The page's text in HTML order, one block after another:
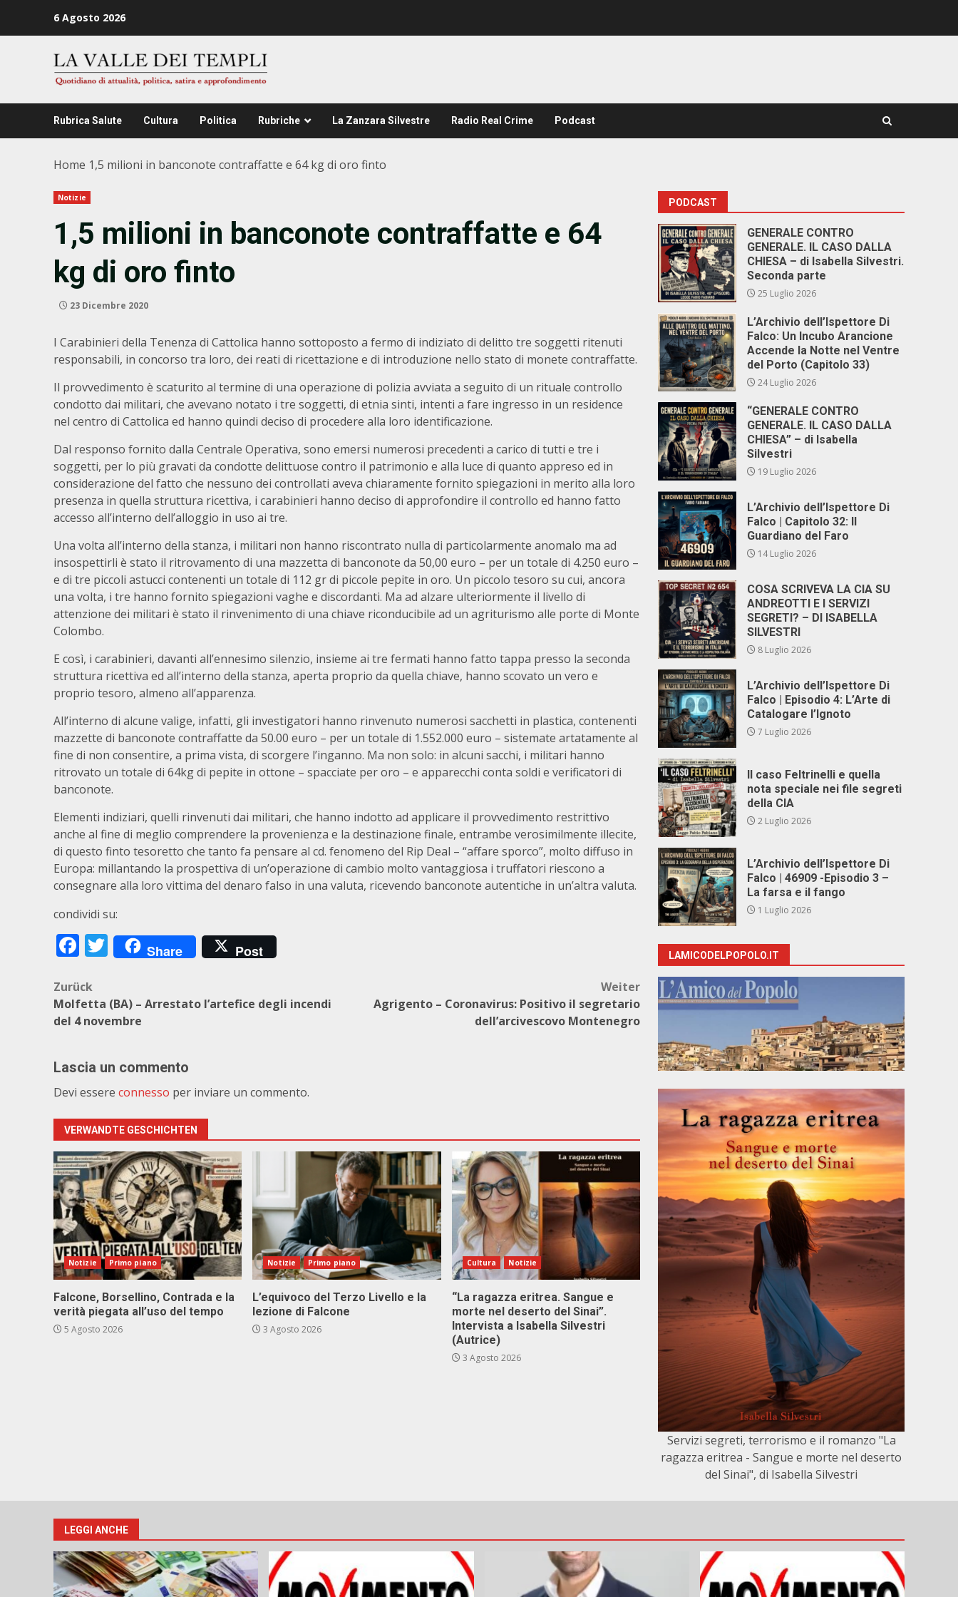
6 Agosto 2026
Rubrica Salute Cultura Politica Rubriche La Zanzara Silvestre Radio Real Crime Podcast
Home 1,5 milioni in banconote contraffatte e 64 kg di oro finto
Notizie
1,5 milioni in banconote contraffatte e 64
kg di oro finto
23 Dicembre 2020
I Carabinieri della Tenenza di Cattolica hanno sottoposto a fermo di indiziato di delitto tre soggetti ritenuti
responsabili, in concorso tra loro, dei reati di ricettazione e di introduzione nello stato di monete contraffatte.
Il provvedimento è scaturito al termine di una operazione di polizia avviata a seguito di un rituale controllo
condotto dai militari, che avevano notato i tre soggetti, di etnia sinti, intenti a fare ingresso in un residence
nel centro di Cattolica ed hanno quindi deciso di procedere alla loro identificazione.
Dal responso fornito dalla Centrale Operativa, sono emersi numerosi precedenti a carico di tutti e tre i
soggetti, per lo più gravati da condotte delittuose contro il patrimonio e alla luce di quanto appreso ed in
considerazione del fatto che nessuno dei controllati aveva chiaramente fornito spiegazioni in merito alla loro
presenza in quella struttura ricettiva, i carabinieri hanno deciso di approfondire il controllo ed hanno fatto
accesso all’interno dell’alloggio in uso ai tre.
Una volta all’interno della stanza, i militari non hanno riscontrato nulla di particolarmente anomalo ma ad
insospettirli è stato il ritrovamento di una mazzetta di banconote da 50,00 euro – per un totale di 4.250 euro –
e di tre piccoli astucci contenenti un totale di 112 gr di piccole pepite in oro. Un piccolo tesoro su cui, ancora
una volta, i tre hanno fornito spiegazioni vaghe e discordanti. Ma ad alzare ulteriormente il livello di
attenzione dei militari è stato il rinvenimento di una chiave riconducibile ad un agriturismo alle porte di Monte
Colombo.
E così, i carabinieri, davanti all’ennesimo silenzio, insieme ai tre fermati hanno fatto tappa presso la seconda
struttura ricettiva ed all’interno della stanza, aperta proprio da quella chiave, hanno scovato un vero e
proprio tesoro, almeno all’apparenza.
All’interno di alcune valige, infatti, gli investigatori hanno rinvenuto numerosi sacchetti in plastica, contenenti
mazzette di banconote contraffatte da 50.00 euro – per un totale di 1.552.000 euro – sistemate artatamente al
fine di non consentire, a prima vista, di scorgere l’inganno. Ma non solo: in alcuni sacchi, i militari hanno
ritrovato un totale di 64kg di pepite in ottone – spacciate per oro – e apparecchi conta soldi e verificatori di
banconote.
Elementi indiziari, quelli rinvenuti dai militari, che hanno indotto ad applicare il provvedimento restrittivo
anche al fine di meglio comprendere la provenienza e la destinazione finale, entrambe verosimilmente illecite,
di questo finto tesoretto che tanto fa pensare al cd. fenomeno del Rip Deal – “affare sporco”, molto diffuso in
Europa: millantando la prospettiva di un’operazione di cambio molto vantaggiosa i truffatori riescono a
consegnare alla loro vittima del denaro falso in una valuta, ricevendo banconote autentiche in un’altra valuta.
condividi su:
Facebook
Twitter
Share Post
Beitragsnavigation
Zurück
Molfetta (BA) – Arrestato l’artefice degli incendi
del 4 novembre
Weiter
Agrigento – Coronavirus: Positivo il segretario
dell’arcivescovo Montenegro
Lascia un commento
Devi essere connesso per inviare un commento.
VERWANDTE GESCHICHTEN
Notizie Primo piano
Falcone, Borsellino, Contrada e la
verità piegata all’uso del tempo
5 Agosto 2026
Notizie Primo piano
L’equivoco del Terzo Livello e la
lezione di Falcone
3 Agosto 2026
Cultura Notizie
“La ragazza eritrea. Sangue e
morte nel deserto del Sinai”.
Intervista a Isabella Silvestri
(Autrice)
3 Agosto 2026
PODCAST
GENERALE CONTRO
GENERALE. IL CASO DALLA
CHIESA – di Isabella Silvestri.
Seconda parte
25 Luglio 2026
L’Archivio dell’Ispettore Di
Falco: Un Incubo Arancione
Accende la Notte nel Ventre
del Porto (Capitolo 33)
24 Luglio 2026
“GENERALE CONTRO
GENERALE. IL CASO DALLA
CHIESA” – di Isabella
Silvestri
19 Luglio 2026
L’Archivio dell’Ispettore Di
Falco | Capitolo 32: Il
Guardiano del Faro
14 Luglio 2026
COSA SCRIVEVA LA CIA SU
ANDREOTTI E I SERVIZI
SEGRETI? – DI ISABELLA
SILVESTRI
8 Luglio 2026
L’Archivio dell’Ispettore Di
Falco | Episodio 4: L’Arte di
Catalogare l’Ignoto
7 Luglio 2026
Il caso Feltrinelli e quella
nota speciale nei file segreti
della CIA
2 Luglio 2026
L’Archivio dell’Ispettore Di
Falco | 46909 -Episodio 3 –
La farsa e il fango
1 Luglio 2026
LAMICODELPOPOLO.IT
Servizi segreti, terrorismo e il romanzo "La
ragazza eritrea - Sangue e morte nel deserto
del Sinai", di Isabella Silvestri
LEGGI ANCHE